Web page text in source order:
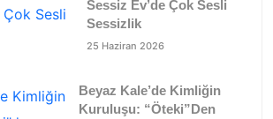
Sessiz Ev’de Çok Sesli
Sessizlik
25 Haziran 2026
Beyaz Kale’de Kimliğin
Kuruluşu: “Öteki”den